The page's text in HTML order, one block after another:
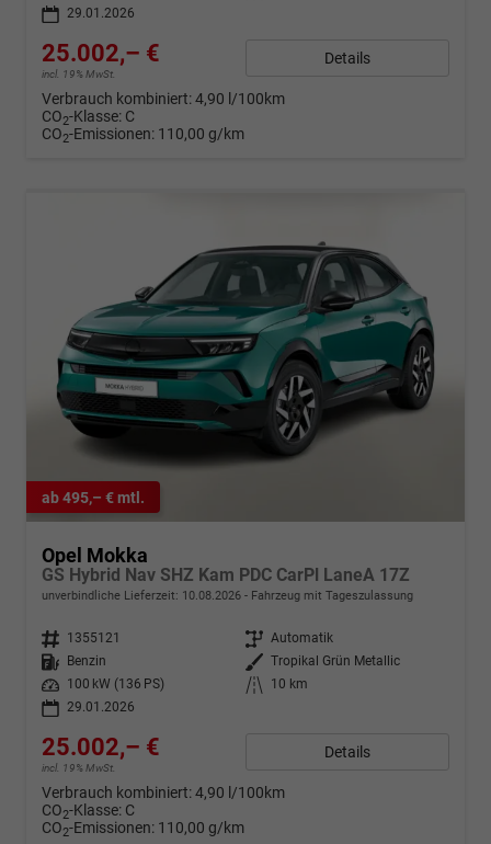
29.01.2026
25.002,– €
incl. 19% MwSt.
Details
Verbrauch kombiniert:4,90 l/100km
CO2-Klasse: C
CO2-Emissionen: 110,00 g/km
ab 495,– € mtl.
Opel Mokka
GS Hybrid Nav SHZ Kam PDC CarPl LaneA 17Z
unverbindliche Lieferzeit: 10.08.2026 Fahrzeug mit Tageszulassung
Fahrzeugnr. 1355121 Getriebe Automatik
Kraftstoff
Benzin Außenfarbe Tropikal Grün Metallic
Leistung
100 kW (136 PS) Kilometerstand
10 km
29.01.2026
25.002,– €
incl. 19% MwSt.
Details
Verbrauch kombiniert:4,90 l/100km
CO2-Klasse: C
CO2-Emissionen: 110,00 g/km